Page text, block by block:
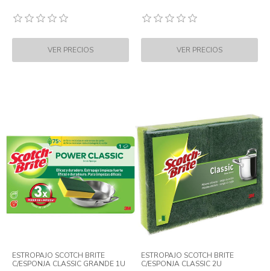
ESTROPAJO SCOTCH BRITE
C/ESPONJA CLASSIC GRANDE 1U
ESTROPAJO SCOTCH BRITE
C/ESPONJA CLASSIC 2U